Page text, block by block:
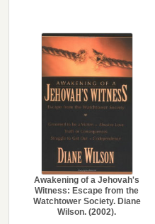
Awakening of a Jehovah's
Witness: Escape from the
Watchtower Society. Diane
Wilson. (2002).